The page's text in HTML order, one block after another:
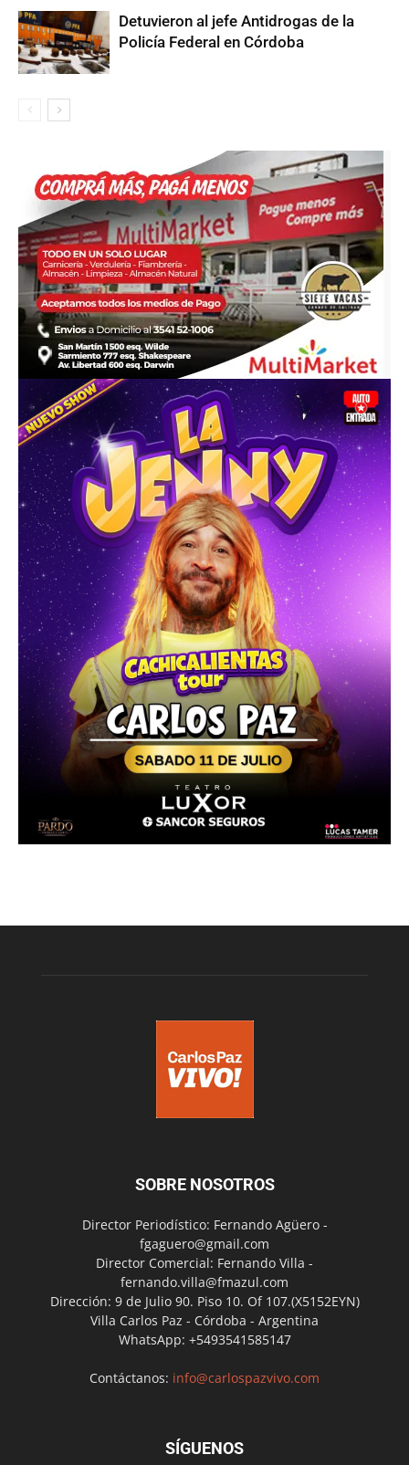
Detuvieron al jefe Antidrogas de la
Policía Federal en Córdoba
SOBRE NOSOTROS
Director Periodístico: Fernando Agüero -
fgaguero@gmail.com
Director Comercial: Fernando Villa -
fernando.villa@fmazul.com
Dirección: 9 de Julio 90. Piso 10. Of 107.(X5152EYN)
Villa Carlos Paz - Córdoba - Argentina
WhatsApp: +5493541585147
Contáctanos: info@carlospazvivo.com
SÍGUENOS